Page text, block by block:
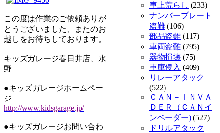
この度は作業のご依頼ありが
とうございました、またのお
越しをお待ちしております。
キッズガレージ春日井店、水
野
●キッズガレージホームペー
ジ
http://www.kidsgarage.jp/
●キッズガレージお問い合わ
車上荒らし (233)
ナンバープレート
盗難 (106)
部品盗難 (117)
車両盗難 (795)
器物損壊 (75)
車庫侵入 (409)
リレーアタック
(522)
ＣＡＮ－ＩＮＶＡ
ＤＥＲ（ＣＡＮイ
ンベーダー) (527)
ドリルアタック